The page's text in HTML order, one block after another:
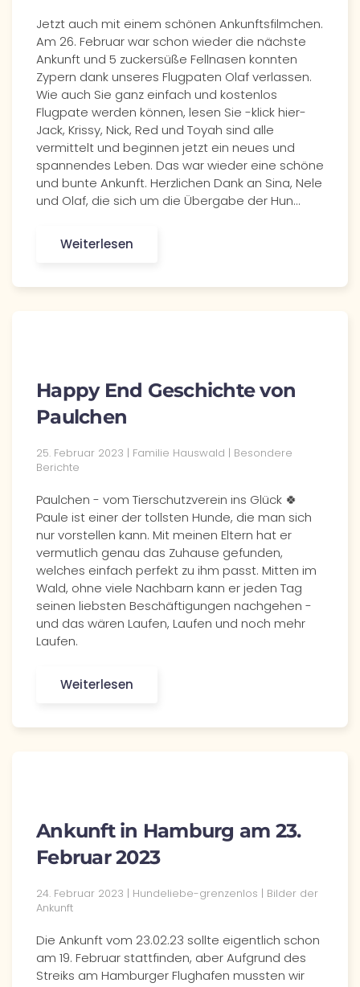
Jetzt auch mit einem schönen Ankunftsfilmchen.
Am 26. Februar war schon wieder die nächste
Ankunft und 5 zuckersüße Fellnasen konnten
Zypern dank unseres Flugpaten Olaf verlassen.
Wie auch Sie ganz einfach und kostenlos
Flugpate werden können, lesen Sie -klick hier-
Jack, Krissy, Nick, Red und Toyah sind alle
vermittelt und beginnen jetzt ein neues und
spannendes Leben. Das war wieder eine schöne
und bunte Ankunft. Herzlichen Dank an Sina, Nele
und Olaf, die sich um die Übergabe der Hun…
Weiterlesen
Happy End Geschichte von
Paulchen
25. Februar 2023 | Familie Hauswald | Besondere
Berichte
Paulchen - vom Tierschutzverein ins Glück 🍀
Paule ist einer der tollsten Hunde, die man sich
nur vorstellen kann. Mit meinen Eltern hat er
vermutlich genau das Zuhause gefunden,
welches einfach perfekt zu ihm passt. Mitten im
Wald, ohne viele Nachbarn kann er jeden Tag
seinen liebsten Beschäftigungen nachgehen -
und das wären Laufen, Laufen und noch mehr
Laufen.
Weiterlesen
Ankunft in Hamburg am 23.
Februar 2023
24. Februar 2023 | Hundeliebe-grenzenlos | Bilder der
Ankunft
Die Ankunft vom 23.02.23 sollte eigentlich schon
am 19. Februar stattfinden, aber Aufgrund des
Streiks am Hamburger Flughafen mussten wir